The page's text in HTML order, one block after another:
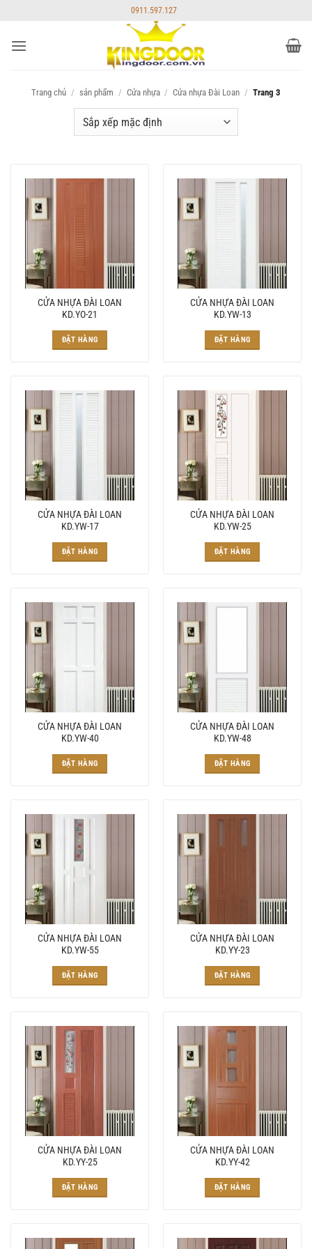
nội
0911.597.127
Trang chủ / sản phẩm / Cửa nhựa / Cửa nhựa Đài Loan / Trang 3
CỬA NHỰA ĐÀI LOAN
KD.YO-21
ĐẶT HÀNG
CỬA NHỰA ĐÀI LOAN
KD.YW-13
ĐẶT HÀNG
CỬA NHỰA ĐÀI LOAN
KD.YW-17
ĐẶT HÀNG
CỬA NHỰA ĐÀI LOAN
KD.YW-25
ĐẶT HÀNG
CỬA NHỰA ĐÀI LOAN
KD.YW-40
ĐẶT HÀNG
CỬA NHỰA ĐÀI LOAN
KD.YW-48
ĐẶT HÀNG
CỬA NHỰA ĐÀI LOAN
KD.YW-55
ĐẶT HÀNG
CỬA NHỰA ĐÀI LOAN
KD.YY-23
ĐẶT HÀNG
CỬA NHỰA ĐÀI LOAN
KD.YY-25
ĐẶT HÀNG
CỬA NHỰA ĐÀI LOAN
KD.YY-42
ĐẶT HÀNG